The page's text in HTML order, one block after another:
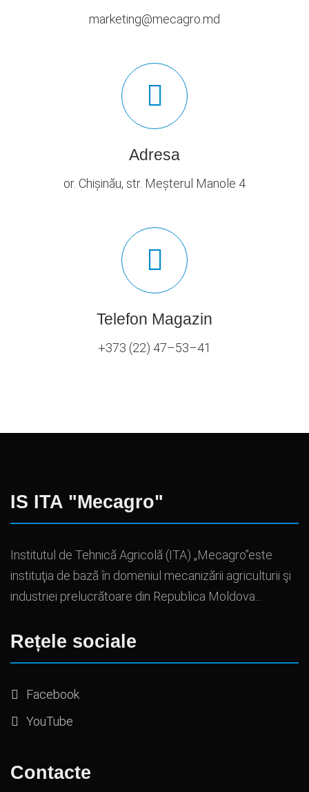
marketing@mecagro.md
Adresa
or. Chișinău, str. Meșterul Manole 4
Telefon Magazin
+373 (22) 47–53–41
IS ITA "Mecagro"
Institutul de Tehnică Agricolă (ITA) „Mecagro”este
instituţia de bază în domeniul mecanizării agriculturii şi
industriei prelucrătoare din Republica Moldova...
Rețele sociale
Facebook
YouTube
Contacte